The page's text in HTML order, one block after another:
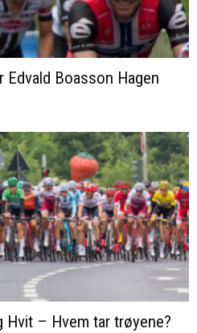
Edvald Boasson Hagen
Hvit – Hvem tar trøyene?